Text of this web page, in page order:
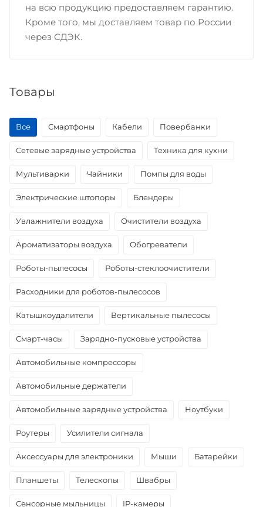
на всю продукцию предоставляем гарантию.
Кроме того, мы доставляем товар по России
через СДЭК.
Товары
Все Смартфоны Кабели Повербанки
Сетевые зарядные устройства Техника для кухни
Мультиварки Чайники Помпы для воды
Электрические штопоры Блендеры
Увлажнители воздуха Очистители воздуха
Ароматизаторы воздуха Обогреватели
Роботы-пылесосы Роботы-стеклоочистители
Расходники для роботов-пылесосов
Катышкоудалители Вертикальные пылесосы
Смарт-часы Зарядно-пусковые устройства
Автомобильные компрессоры
Автомобильные держатели
Автомобильные зарядные устройства Ноутбуки
Роутеры Усилители сигнала
Аксессуары для электроники Мыши Батарейки
Планшеты Телескопы Швабры
Сенсорные мыльницы IP-камеры